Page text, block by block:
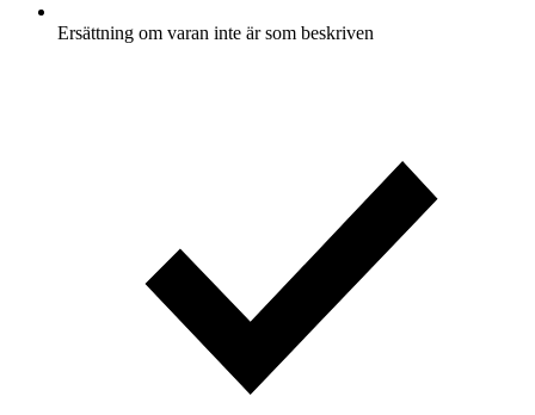
Ersättning om varan inte är som beskriven